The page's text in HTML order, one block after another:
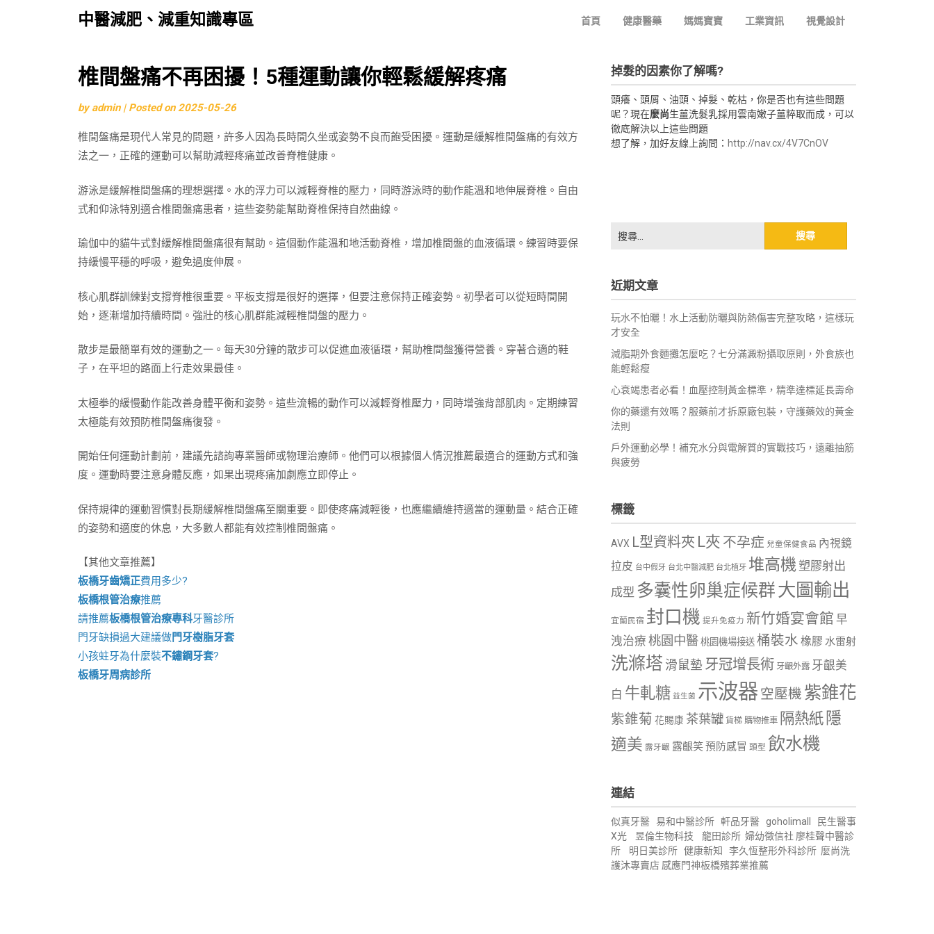
中醫減肥、減重知識專區 首頁 健康醫藥 媽媽寶寶 工業資訊 視覺設計
Skip
to
content
椎間盤痛不再困擾！5種運動讓你輕鬆緩解疼痛
byadmin | Posted on2025-05-26
椎間盤痛是現代人常見的問題，許多人因為長時間久坐或姿勢不良而飽受困擾。運動是緩解椎間盤痛的有效方
法之一，正確的運動可以幫助減輕疼痛並改善脊椎健康。
游泳是緩解椎間盤痛的理想選擇。水的浮力可以減輕脊椎的壓力，同時游泳時的動作能溫和地伸展脊椎。自由
式和仰泳特別適合椎間盤痛患者，這些姿勢能幫助脊椎保持自然曲線。
瑜伽中的貓牛式對緩解椎間盤痛很有幫助。這個動作能溫和地活動脊椎，增加椎間盤的血液循環。練習時要保
持緩慢平穩的呼吸，避免過度伸展。
核心肌群訓練對支撐脊椎很重要。平板支撐是很好的選擇，但要注意保持正確姿勢。初學者可以從短時間開
始，逐漸增加持續時間。強壯的核心肌群能減輕椎間盤的壓力。
散步是最簡單有效的運動之一。每天30分鐘的散步可以促進血液循環，幫助椎間盤獲得營養。穿著合適的鞋
子，在平坦的路面上行走效果最佳。
太極拳的緩慢動作能改善身體平衡和姿勢。這些流暢的動作可以減輕脊椎壓力，同時增強背部肌肉。定期練習
太極能有效預防椎間盤痛復發。
開始任何運動計劃前，建議先諮詢專業醫師或物理治療師。他們可以根據個人情況推薦最適合的運動方式和強
度。運動時要注意身體反應，如果出現疼痛加劇應立即停止。
保持規律的運動習慣對長期緩解椎間盤痛至關重要。即使疼痛減輕後，也應繼續維持適當的運動量。結合正確
的姿勢和適度的休息，大多數人都能有效控制椎間盤痛。
【其他文章推薦】
板橋牙齒矯正費用多少?
板橋根管治療推薦
請推薦板橋根管治療專科牙醫診所
門牙缺損過大建議做門牙樹脂牙套
小孩蛀牙為什麼裝不鏽鋼牙套?
板橋牙周病診所
掉髮的因素你了解嗎?
頭癢、頭屑、油頭、掉髮、乾枯，你是否也有這些問題
呢？現在麼尚生薑洗髮乳採用雲南嫩子薑粹取而成，可以
徹底解決以上這些問題
想了解，加好友線上詢問： http://nav.cx/4V7CnOV
搜
尋
字:
近期文章
玩水不怕曬！水上活動防曬與防熱傷害完整攻略，這樣玩
才安全
減脂期外食麵攤怎麼吃？七分滿澱粉攝取原則，外食族也
能輕鬆瘦
心衰竭患者必看！血壓控制黃金標準，精準達標延長壽命
你的藥還有效嗎？服藥前才拆原廠包裝，守護藥效的黃金
法則
戶外運動必學！補充水分與電解質的實戰技巧，遠離抽筋
與疲勞
標籤
AVX L型資料夾 L夾 不孕症 兒童保健食品 內視鏡
拉皮 台中假牙 台北中醫減肥 台北植牙 堆高機塑膠射出
成型 多囊性卵巢症候群大圖輸出
宜蘭民宿 封口機 提升免疫力 新竹婚宴會館 早
洩治療 桃園中醫 桃園機場接送 桶裝水 橡膠 水雷射
洗滌塔 滑鼠墊 牙冠增長術 牙齦外露 牙齦美
白 牛軋糖 益生菌 示波器 空壓機 紫錐花
紫錐菊 花賜康 茶葉罐 貨梯 購物推車 隔熱紙 隱
適美 露牙齦 露齦笑預防感冒 頭型 飲水機
連結
似真牙醫 易和中醫診所 軒品牙醫 goholimall
民生醫事
X光
昱倫生物科技 龍田診所 婦幼徵信社 廖桂聲中醫診
所
明日美診所 健康新知 李久恆整形外科診所 麼尚洗
護沐專賣店 感應門神板橋殯葬業推薦